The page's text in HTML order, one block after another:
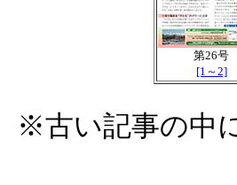
第26号
[1～2]
※古い記事の中